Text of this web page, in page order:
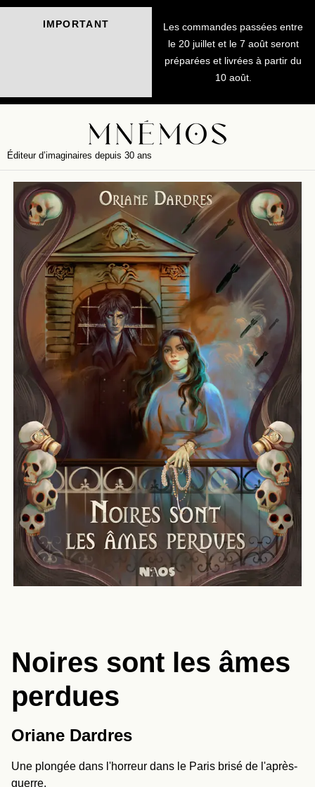
IMPORTANT
Les commandes passées entre
le 20 juillet et le 7 août seront
préparées et livrées à partir du
10 août.
Éditeur d’imaginaires depuis 30 ans
Noires sont les âmes
perdues
Oriane Dardres
Une plongée dans l'horreur dans le Paris brisé de l'après-
guerre.